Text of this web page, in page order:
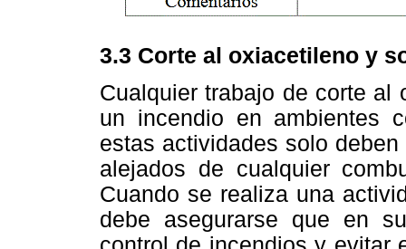
3.3 Corte al oxiacetileno y
Cualquier trabajo de corte al
un incendio en ambientes
estas actividades solo
alejados de cualquier
Cuando se realiza una
debe asegurarse que en